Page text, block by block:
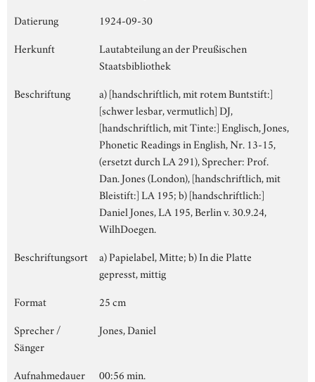
Datierung
1924-09-30
Herkunft
Lautabteilung an der Preußischen
Staatsbibliothek
Beschriftung
a) [handschriftlich, mit rotem Buntstift:]
[schwer lesbar, vermutlich] DJ,
[handschriftlich, mit Tinte:] Englisch, Jones,
Phonetic Readings in English, Nr. 13-15,
(ersetzt durch LA 291), Sprecher: Prof.
Dan. Jones (London), [handschriftlich, mit
Bleistift:] LA 195; b) [handschriftlich:]
Daniel Jones, LA 195, Berlin v. 30.9.24,
WilhDoegen.
Beschriftungsort
a) Papielabel, Mitte; b) In die Platte
gepresst, mittig
Format
25 cm
Sprecher /
Sänger
Jones, Daniel
Aufnahmedauer
00:56 min.